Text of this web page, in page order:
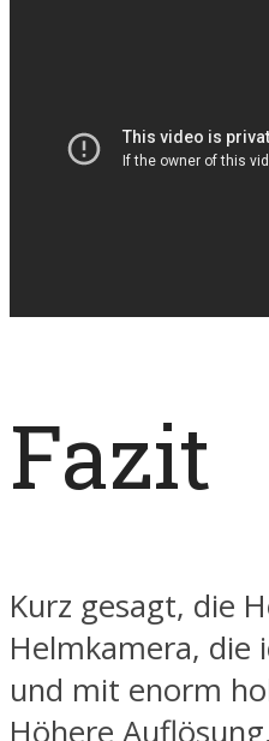
Fazit
Kurz gesagt, die
Helmkamera, die
und mit enorm
Höhere